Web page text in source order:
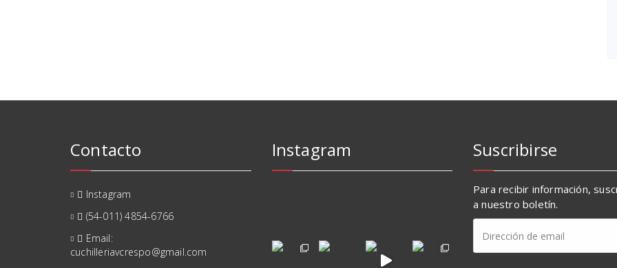
Contacto
Instagram
(54-011) 4854-6766
Email:
cuchilleriavcrespo@gmail.com
Instagram Suscribirse
Para recibir información,
a nuestro boletín.